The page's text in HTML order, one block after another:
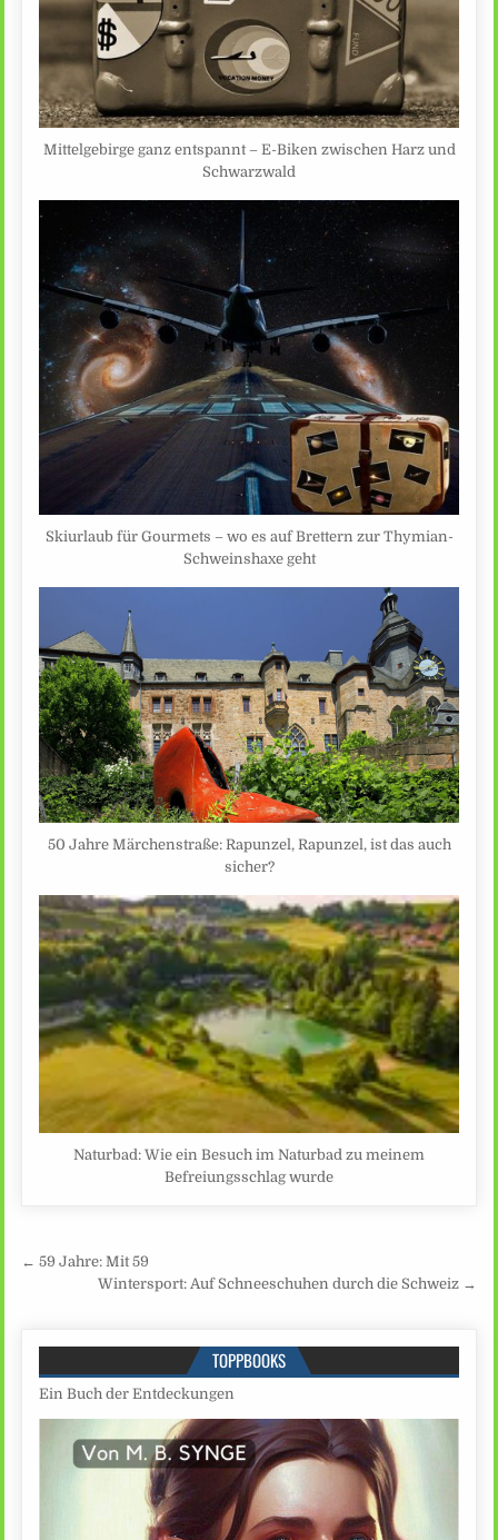
Mittelgebirge ganz entspannt – E-Biken zwischen Harz und
Schwarzwald
Skiurlaub für Gourmets – wo es auf Brettern zur Thymian-
Schweinshaxe geht
50 Jahre Märchenstraße: Rapunzel, Rapunzel, ist das auch
sicher?
Naturbad: Wie ein Besuch im Naturbad zu meinem
Befreiungsschlag wurde
Beitragsnavigation
← 59 Jahre: Mit 59
Wintersport: Auf Schneeschuhen durch die Schweiz →
TOPPBOOKS
Ein Buch der Entdeckungen